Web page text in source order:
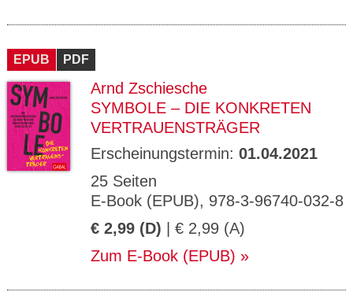
EPUB PDF
Arnd Zschiesche
SYMBOLE – DIE KONKRETEN
VERTRAUENSTRÄGER
Erscheinungstermin: 01.04.2021
25 Seiten
E-Book (EPUB), 978-3-96740-032-8
€ 2,99 (D) | € 2,99 (A)
Zum E-Book (EPUB)